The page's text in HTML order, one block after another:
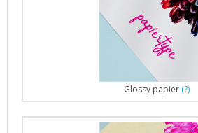
Glossy papier (?)